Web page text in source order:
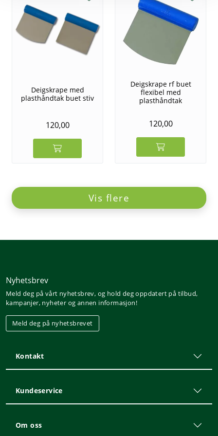
Deigskrape med
plasthåndtak buet stiv
120,00
Deigskrape rf buet
flexibel med
plasthåndtak
120,00
Vis flere
Nyhetsbrev
Meld deg på vårt nyhetsbrev, og hold deg oppdatert på tilbud,
kampanjer, nyheter og annen informasjon!
Meld deg på nyhetsbrevet
Kontakt
Kundeservice
Om oss